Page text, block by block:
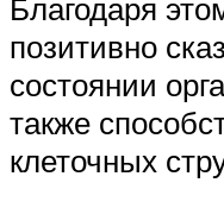
Благодаря
позитивно
состоянии
также
клеточных